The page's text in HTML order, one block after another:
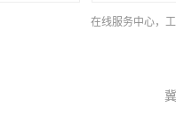
在线服务中心，